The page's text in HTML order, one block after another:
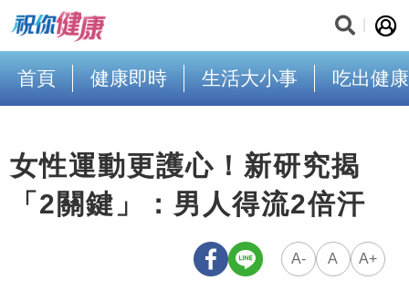
首頁 健康即時 生活大小事 吃出健康
女性運動更護心！新研究揭
「2關鍵」：男人得流2倍汗
A- A A+